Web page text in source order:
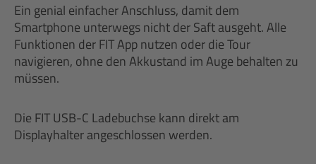
Ein genial einfacher Anschluss, damit dem
Smartphone unterwegs nicht der Saft ausgeht. Alle
Funktionen der FIT App nutzen oder die Tour
navigieren, ohne den Akkustand im Auge behalten zu
müssen.
Die FIT USB-C Ladebuchse kann direkt am
Displayhalter angeschlossen werden.